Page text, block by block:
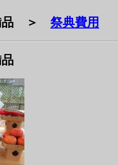
品 ＞ 祭典費用